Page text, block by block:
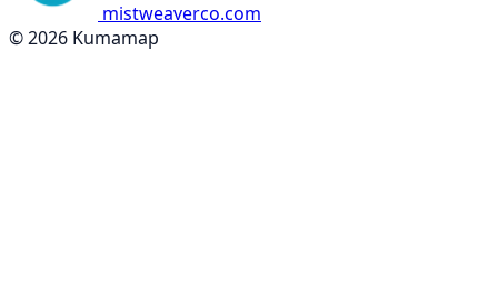
mistweaverco.com
© 2026 Kumamap